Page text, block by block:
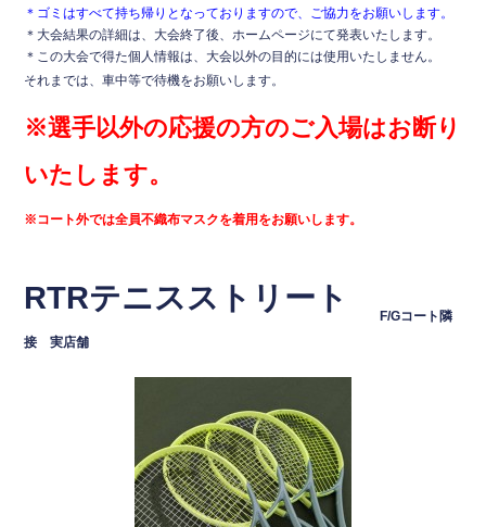
＊ゴミはすべて持ち帰りとなっておりますので、ご協力をお願いします。
＊大会結果の詳細は、大会終了後、ホームページにて発表いたします。
＊この大会で得た個人情報は、大会以外の目的には使用いたしません。
それまでは、車中等で待機をお願いします。
※選手以外の応援の方のご入場はお断り
いたします。
※コート外では全員不織布マスクを着用をお願いします。
RTRテニスストリート
F/Gコート隣
接 実店舗